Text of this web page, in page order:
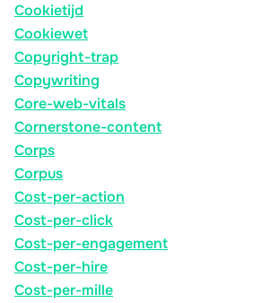
Cookietijd
Cookiewet
Copyright-trap
Copywriting
Core-web-vitals
Cornerstone-content
Corps
Corpus
Cost-per-action
Cost-per-click
Cost-per-engagement
Cost-per-hire
Cost-per-mille